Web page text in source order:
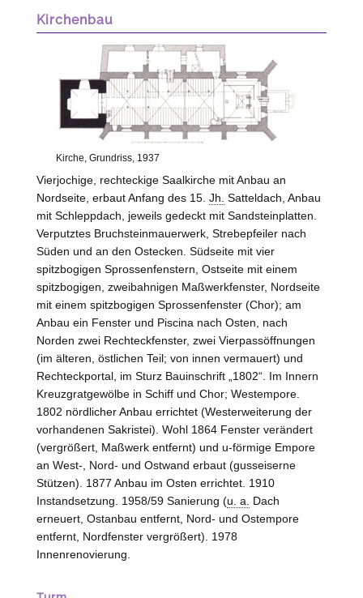
Kirchenbau
Kirche, Grundriss, 1937
Vierjochige, rechteckige Saalkirche mit Anbau an
Nordseite, erbaut Anfang des 15. Jh. Satteldach, Anbau
mit Schleppdach, jeweils gedeckt mit Sandsteinplatten.
Verputztes Bruchsteinmauerwerk, Strebepfeiler nach
Süden und an den Ostecken. Südseite mit vier
spitzbogigen Sprossenfenstern, Ostseite mit einem
spitzbogigen, zweibahnigen Maßwerkfenster, Nordseite
mit einem spitzbogigen Sprossenfenster (Chor); am
Anbau ein Fenster und Piscina nach Osten, nach
Norden zwei Rechteckfenster, zwei Vierpassöffnungen
(im älteren, östlichen Teil; von innen vermauert) und
Rechteckportal, im Sturz Bauinschrift „1802“. Im Innern
Kreuzgratgewölbe in Schiff und Chor; Westempore.
1802 nördlicher Anbau errichtet (Westerweiterung der
vorhandenen Sakristei). Wohl 1864 Fenster verändert
(vergrößert, Maßwerk entfernt) und u-förmige Empore
an West-, Nord- und Ostwand erbaut (gusseiserne
Stützen). 1877 Anbau im Osten errichtet. 1910
Instandsetzung. 1958/59 Sanierung (u. a.
Dach
erneuert, Ostanbau entfernt, Nord- und Ostempore
entfernt, Nordfenster vergrößert). 1978
Innenrenovierung.